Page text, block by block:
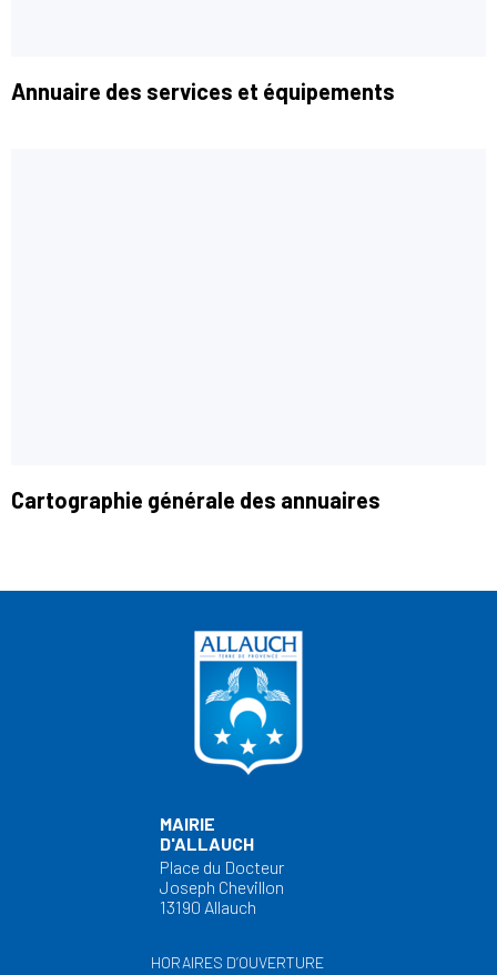
Annuaire des services et équipements
Cartographie générale des annuaires
MAIRIE
D'ALLAUCH
Place du Docteur
Joseph Chevillon
13190 Allauch
HORAIRES D’OUVERTURE